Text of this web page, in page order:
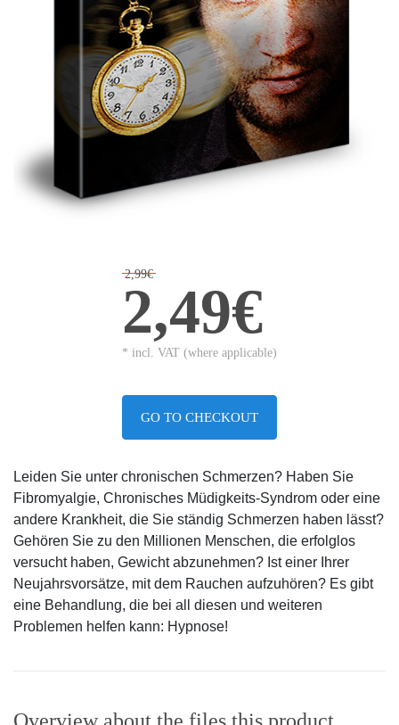
2,99€
2,49€
* incl. VAT (where applicable)
GO TO CHECKOUT
Leiden Sie unter chronischen Schmerzen? Haben Sie
Fibromyalgie, Chronisches Müdigkeits-Syndrom oder eine
andere Krankheit, die Sie ständig Schmerzen haben lässt?
Gehören Sie zu den Millionen Menschen, die erfolglos
versucht haben, Gewicht abzunehmen? Ist einer Ihrer
Neujahrsvorsätze, mit dem Rauchen aufzuhören? Es gibt
eine Behandlung, die bei all diesen und weiteren
Problemen helfen kann: Hypnose!